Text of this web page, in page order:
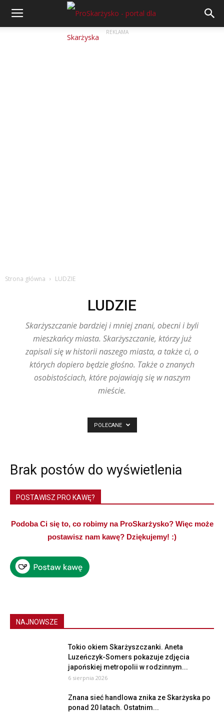
REKLAMA
Strona główna LUDZIE
LUDZIE
Skarżyszczanie bardziej i mniej znani, obecni i byli
mieszkańcy miasta. Skarżyszczanie, którzy już
zapisali się w historii naszego miasta, a także ci, o
których dopiero będzie głośno. Także o znanych
osobistościach, które pojawiają się w naszym
mieście.
POLECANE
Brak postów do wyświetlenia
POSTAWISZ PRO KAWĘ?
Podoba Ci się to, co robimy na ProSkarżysko? Więc może
postawisz nam kawę? Dziękujemy! :)
NAJNOWSZE
Tokio okiem Skarżyszczanki. Aneta
Luzeńczyk-Somers pokazuje zdjęcia
japońskiej metropolii w rodzinnym...
6 sierpnia 2026
Znana sieć handlowa znika ze Skarżyska po
ponad 20 latach. Ostatnim...